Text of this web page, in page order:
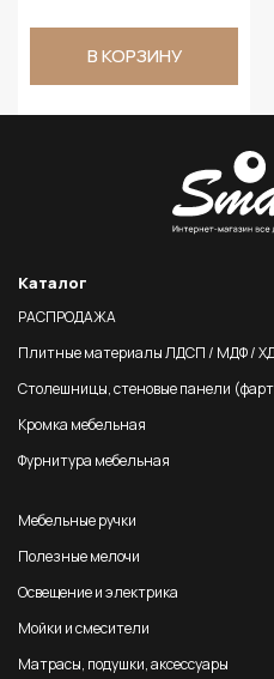
В КОРЗИНУ
Каталог
РАСПРОДАЖА
Плитные материалы ЛДСП / МДФ /
Столешницы, стеновые панели
Кромка мебельная
Фурнитура мебельная
Мебельные ручки
Полезные мелочи
Освещение и электрика
Мойки и смесители
Матрасы, подушки, аксессуары